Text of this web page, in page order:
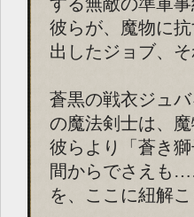
する無敵の準軍
彼らが、魔物に
出したジョブ、
蒼黒の戦衣ジュ
の魔法剣士は、
彼らより「蒼き
間からでさえも
を、ここに紐解こ